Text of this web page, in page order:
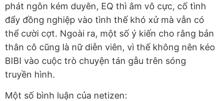
phát ngôn kém duyên, EQ thì âm vô cực, cố tình
đẩy đồng nghiệp vào tình thế khó xử mà vẫn có
thể cười cợt. Ngoài ra, một số ý kiến cho rằng bản
thân cô cũng là nữ diễn viên, vì thế không nên kéo
BIBI vào cuộc trò chuyện tán gẫu trên sóng
truyền hình.
Một số bình luận của netizen: